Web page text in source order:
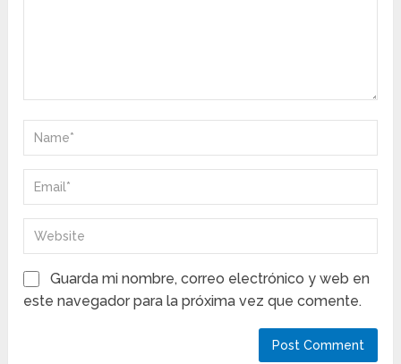
Guarda mi nombre, correo electrónico y web en
este navegador para la próxima vez que comente.